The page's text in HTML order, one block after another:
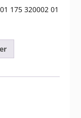
01 175 320002 01